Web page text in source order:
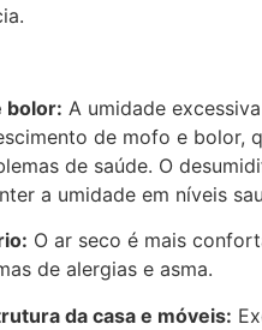
bolor: A umidade
de mofo e bolor,
de saúde. O
a umidade em níveis
O ar seco é mais
de alergias e asma.
da casa e móveis: